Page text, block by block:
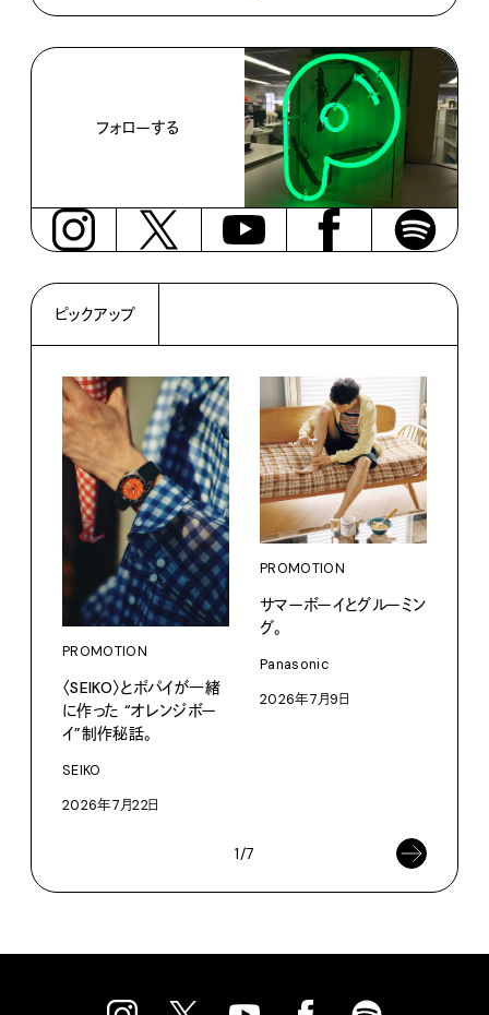
フォローする
ピックアップ
PROMOTION
〈SEIKO〉とポパイが一緒
に作った “オレンジボー
イ”制作秘話。
SEIKO
2026年7月22日
PROMOTION
サマーボーイとグルーミン
グ。
Panasonic
2026年7月9日
1/7